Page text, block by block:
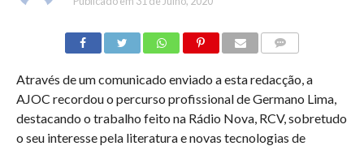
Através de um comunicado enviado a esta redacção, a
AJOC recordou o percurso profissional de Germano Lima,
destacando o trabalho feito na Rádio Nova, RCV, sobretudo
o seu interesse pela literatura e novas tecnologias de